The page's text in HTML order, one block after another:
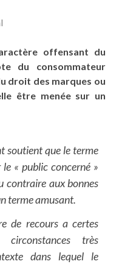
offensant du
du consommateur
droit des marques ou
être menée sur un
soutient que le terme
le « public concerné »
contraire aux bonnes
terme amusant.
de recours a certes
très
dans lequel le